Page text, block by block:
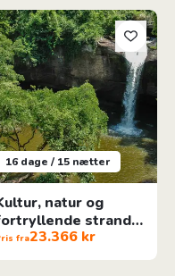
16 dage / 15 nætter
natur og
strande
Koh Samet
fra23.366 kr
natur og fortryllende